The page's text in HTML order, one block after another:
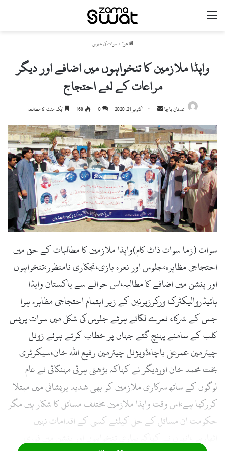
مینو
ھوم / سوات کی خبریں
واپڈا ملازمین کا تنخواہوں میں اضافے اور دیگر
مراعات کے لئے احتجاج
عدنان باچا
Send
email
اکتوبر 21, 2020 0
168 ایک منٹ کا مطالعہ
سوات (زما سوات ڈاٹ کام)واپڈا ملازمین کا مطالبات کے حق میں
احتجاجی مظاہرہ،جلوس اور نعرہ بازی،نجکاری نامنظور،تنخواہوں
اور پنشن میں اضافے کا مطالبہ،اس حوالے سے پاکستان واپڈا
ہائیڈروالیکٹرک ورکرزیونین کے زیر اہتمام احتجاجی مظاہرہ ہوا
جس کے شرکاء نعرے لگاتے ہوئے جلوس کی شکل میں سوات پریس
کلب کے سامنے پہنچ گئے جہاں پر خطاب کرتے ہوئے زونل
چیئرمین عمرعلی باچا،ڈویژنل چیئرمین رفیع اللہ خان،سیکرٹری
بخت محمد خان اوردیگر نے کہاکہ بڑھتی ہوئی مہنگائی نے عام
لوگوں کے ساتھ سرکاری ملازمین کو بھی شدید پریشانی میں مبتلا
کررکھا ہے،اس وقت واپڈا ملازمین مختلف مسائل کا شکار ہیں مگر
حکومت ان مسائل کے حل کیلئے کسی کے اقدامات نہیں